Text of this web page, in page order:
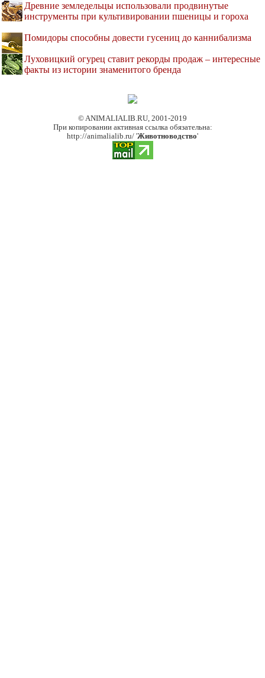
Древние земледельцы использовали продвинутые
инструменты при культивировании пшеницы и гороха
Помидоры способны довести гусениц до каннибализма
Луховицкий огурец ставит рекорды продаж – интересные
факты из истории знаменитого бренда
© ANIMALIALIB.RU, 2001-2019
При копировании активная ссылка обязательна:
http://animalialib.ru/ 'Животноводство'